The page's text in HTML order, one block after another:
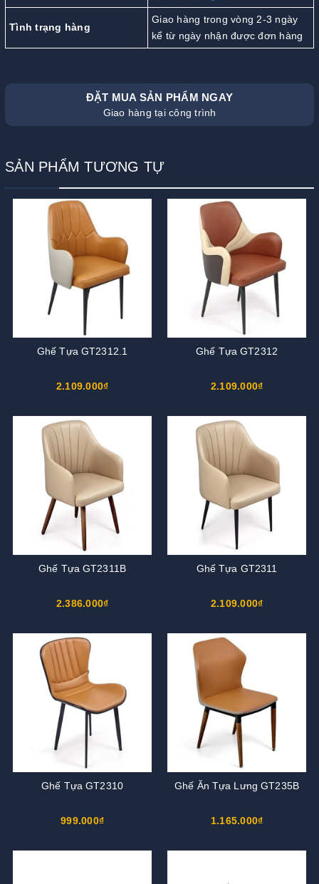
Tình trạng hàng
Giao hàng trong vòng 2-3 ngày
kể từ ngày nhận được đơn hàng
ĐẶT MUA SẢN PHẨM NGAY
Giao hàng tại công trình
SẢN PHẨM TƯƠNG TỰ
Ghế Tựa GT2312.1
2.109.000₫
Ghế Tựa GT2312
2.109.000₫
Ghế Tựa GT2311B
2.386.000₫
Ghế Tựa GT2311
2.109.000₫
Ghế Tựa GT2310
999.000₫
Ghế Ăn Tựa Lưng GT235B
1.165.000₫